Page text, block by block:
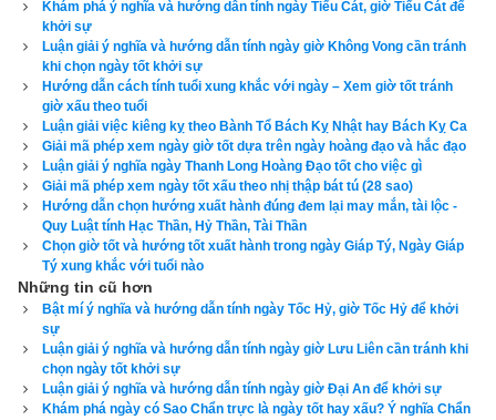
6 – Không Vong (có sách gọi là Phật Diệt)
Tôi ví dụ: Ngày 18/07/2023 dương lịch tức ngày mùng
1/6/2023 là ngày Xích Khẩu thì ngày mùng 2/6 sẽ là Tiểu Cát,
ngày 3/6 sẽ là Không Vong, ngày 4/6 sẽ là Đại An, ngày 5/6 sẽ
là ngày Lưu Liên, ngày 6/6 sẽ là ngày Tốc Hỷ và 7/2 lại quay
về ngày Xích Khẩu. Các ngày tiếp theo tính tương tự.
Khám phá ý nghĩa và hướng dẫn tính ngày Tiểu Cát, giờ Tiểu Cát để
khởi sự
Luận giải ý nghĩa và hướng dẫn tính ngày giờ Không Vong cần tránh
khi chọn ngày tốt khởi sự
Hướng dẫn cách tính tuổi xung khắc với ngày – Xem giờ tốt tránh
giờ xấu theo tuổi
Luận giải việc kiêng kỵ theo Bành Tổ Bách Kỵ Nhật hay Bách Kỵ Ca
Giải mã phép xem ngày giờ tốt dựa trên ngày hoàng đạo và hắc đạo
Luận giải ý nghĩa ngày Thanh Long Hoàng Đạo tốt cho việc gì
Giải mã phép xem ngày tốt xấu theo nhị thập bát tú (28 sao)
Hướng dẫn chọn hướng xuất hành đúng đem lại may mắn, tài lộc -
Quy Luật tính Hạc Thần, Hỷ Thần, Tài Thần
Chọn giờ tốt và hướng tốt xuất hành trong ngày Giáp Tý, Ngày Giáp
Tý xung khắc với tuổi nào
Những tin cũ hơn
Bật mí ý nghĩa và hướng dẫn tính ngày Tốc Hỷ, giờ Tốc Hỷ để khởi
sự
Luận giải ý nghĩa và hướng dẫn tính ngày giờ Lưu Liên cần tránh khi
chọn ngày tốt khởi sự
Luận giải ý nghĩa và hướng dẫn tính ngày giờ Đại An để khởi sự
Khám phá ngày có Sao Chẩn trực là ngày tốt hay xấu? Ý nghĩa Chẩn